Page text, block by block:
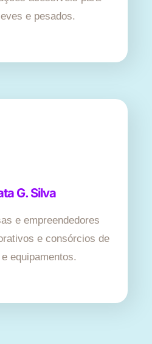
e pesados.
G. Silva
e empreendedores
e consórcios de
equipamentos.